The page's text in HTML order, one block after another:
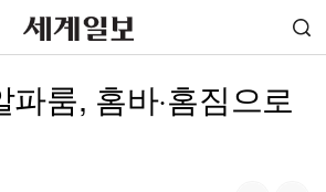
룸, 홈바·홈짐으로